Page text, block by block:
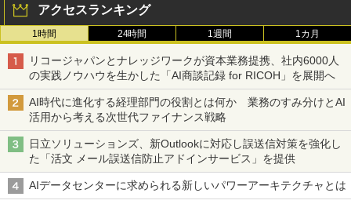
アクセスランキング
1時間 24時間 1週間 1カ月
リコージャパンとナレッジワークが資本業務提携、社内6000人
の実践ノウハウを生かした「AI商談記録 for RICOH」を展開へ
AI時代に進化する経理部門の役割とは何か 業務のすみ分けとAI
活用から考える次世代ファイナンス戦略
日立ソリューションズ、新Outlookに対応し誤送信対策を強化し
た「活文 メール誤送信防止アドインサービス」を提供
AIデータセンターに求められる新しいパワーアーキテクチャとは